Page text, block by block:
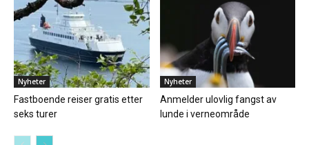
Nyheter
Fastboende reiser gratis etter
seks turer
Nyheter
Anmelder ulovlig fangst av
lunde i verneområde